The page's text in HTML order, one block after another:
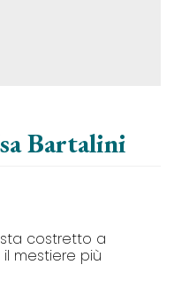
Bartalini
costretto a
mestiere più